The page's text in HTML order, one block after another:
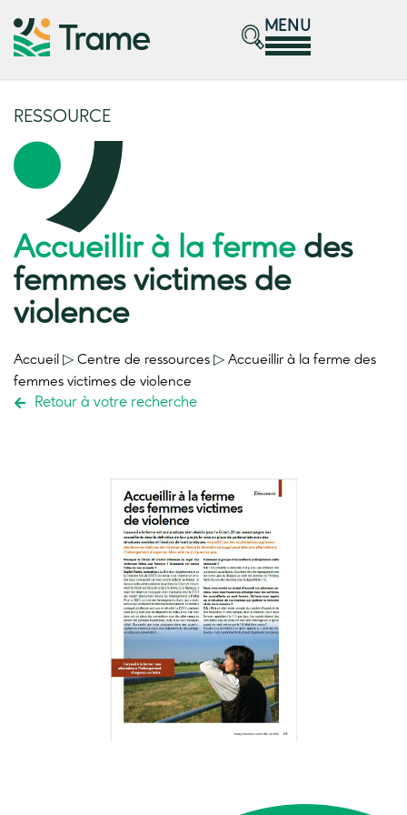
MENU
RESSOURCE
Accueillir à la fermedes
femmes victimes de
violence
Accueil ▷ Centre de ressources ▷ Accueillir à la ferme des
femmes victimes de violence
Retour à votre recherche